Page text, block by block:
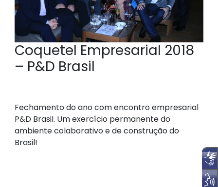
Coquetel Empresarial 2018
– P&D Brasil
Fechamento do ano com encontro empresarial
P&D Brasil. Um exercício permanente do
ambiente colaborativo e de construção do
Brasil!